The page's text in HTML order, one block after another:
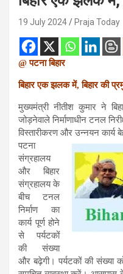
19 July 2024 Praja Today
@ पटना बिहार
बिहार एक झलक में, बिहार की
मुख्यमंत्री नीतीश कुमार ने
जोड़नेवाले निर्माणाधीन टनल
विस्तारीकरण और उन्नयन कार्य
पटना
संग्रहालय
और बिहार
संग्रहालय के
बीच टनल
निर्माण का
कार्य पूर्ण होने
से पर्यटकों
की संख्या
और बढ़ेगी। पर्यटकों की संख्या